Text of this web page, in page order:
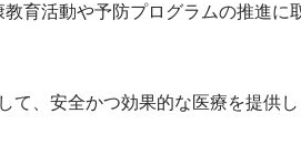
育活動や予防プログラムの推進に
て、安全かつ効果的な医療を提供し